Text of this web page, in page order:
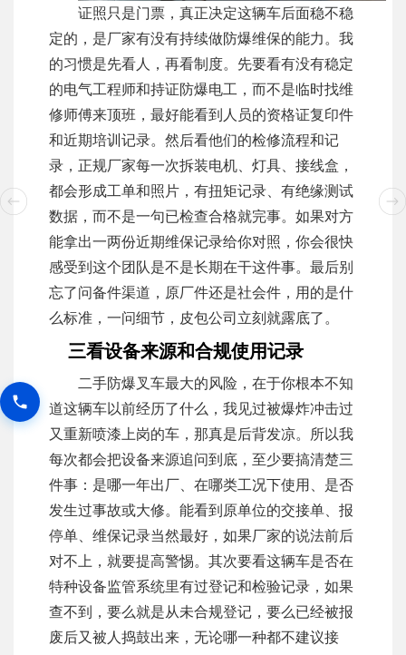
证照只是门票，真正决定这辆车后面稳不稳
定的，是厂家有没有持续做防爆维保的能力。我
的习惯是先看人，再看制度。先要看有没有稳定
的电气工程师和持证防爆电工，而不是临时找维
修师傅来顶班，最好能看到人员的资格证复印件
和近期培训记录。然后看他们的检修流程和记
录，正规厂家每一次拆装电机、灯具、接线盒，
都会形成工单和照片，有扭矩记录、有绝缘测试
数据，而不是一句已检查合格就完事。如果对方
能拿出一两份近期维保记录给你对照，你会很快
感受到这个团队是不是长期在干这件事。最后别
忘了问备件渠道，原厂件还是社会件，用的是什
么标准，一问细节，皮包公司立刻就露底了。
三看设备来源和合规使用记录
二手防爆叉车最大的风险，在于你根本不知
道这辆车以前经历了什么，我见过被爆炸冲击过
又重新喷漆上岗的车，那真是后背发凉。所以我
每次都会把设备来源追问到底，至少要搞清楚三
件事：是哪一年出厂、在哪类工况下使用、是否
发生过事故或大修。能看到原单位的交接单、报
停单、维保记录当然最好，如果厂家的说法前后
对不上，就要提高警惕。其次要看这辆车是否在
特种设备监管系统里有过登记和检验记录，如果
查不到，要么就是从未合规登记，要么已经被报
废后又被人捣鼓出来，无论哪一种都不建议接